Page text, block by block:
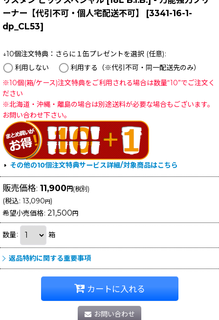
ーナー【代引不可・個人宅配送不可】
[3341-16-1-
dp_CL53]
↓10個注文特典：さらに１缶プレゼントを選択 (任意):
利用しない
利用する（※代引不可・同一配送先のみ）
※10個(箱/ケース)注文特典をご利用される場合は数量“10”でご注文く
ださい
※北海道・沖縄・離島の場合は別途送料が必要な場合もございます。
お問い合わせ下さい。
その他の10個注文特典サービス詳細/対象商品はこちら
販売価格: 11,900円(税別)
(税込: 13,090円)
希望小売価格: 21,500 円
数量: 箱
返品特約に関する重要事項
カートに入れる
お問い合わせ